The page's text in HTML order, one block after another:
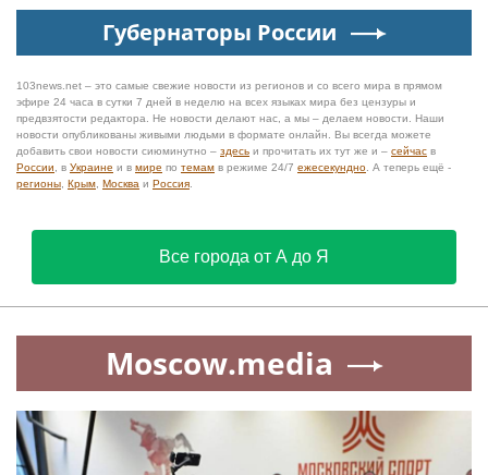
Губернаторы России
103news.net – это самые свежие новости из регионов и со всего мира в прямом
эфире 24 часа в сутки 7 дней в неделю на всех языках мира без цензуры и
предвзятости редактора. Не новости делают нас, а мы – делаем новости. Наши
новости опубликованы живыми людьми в формате онлайн. Вы всегда можете
добавить свои новости сиюминутно – здесь и прочитать их тут же и – сейчас в
России , в Украине и в мире по темам в режиме 24/7 ежесекундно . А теперь ещё -
регионы Крым Москва и Россия
Все города от А до Я
Moscow.media